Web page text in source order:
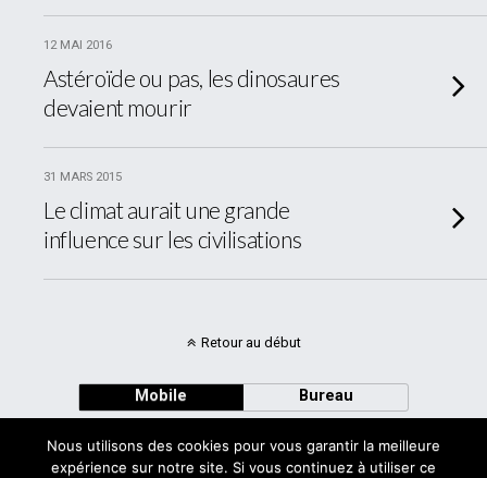
12 MAI 2016
Astéroïde ou pas, les dinosaures
devaient mourir
31 MARS 2015
Le climat aurait une grande
influence sur les civilisations
Retour au début
Mobile Bureau
Nous utilisons des cookies pour vous garantir la meilleure
expérience sur notre site. Si vous continuez à utiliser ce